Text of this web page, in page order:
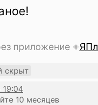
приложение
скрыт
10 месяцев